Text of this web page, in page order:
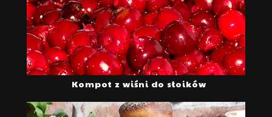
Kompot z wiśni do słoików